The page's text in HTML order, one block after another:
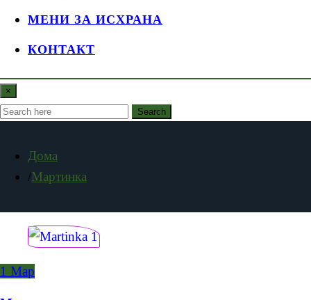
МЕНИ ЗА ИСХРАНА
КОНТАКТ
×
Search
Дома
Мартинка
1 Мар